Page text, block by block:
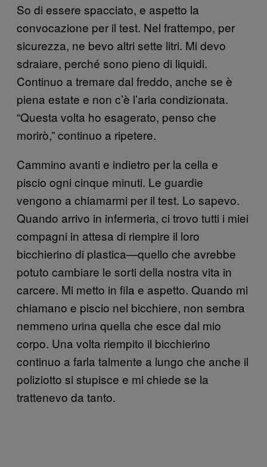
So di essere spacciato, e aspetto la
convocazione per il test. Nel frattempo, per
sicurezza, ne bevo altri sette litri. Mi devo
sdraiare, perché sono pieno di liquidi.
Continuo a tremare dal freddo, anche se è
piena estate e non c’è l’aria condizionata.
“Questa volta ho esagerato, penso che
morirò,” continuo a ripetere.
Cammino avanti e indietro per la cella e
piscio ogni cinque minuti. Le guardie
vengono a chiamarmi per il test. Lo sapevo.
Quando arrivo in infermeria, ci trovo tutti i miei
compagni in attesa di riempire il loro
bicchierino di plastica—quello che avrebbe
potuto cambiare le sorti della nostra vita in
carcere. Mi metto in fila e aspetto. Quando mi
chiamano e piscio nel bicchiere, non sembra
nemmeno urina quella che esce dal mio
corpo. Una volta riempito il bicchierino
continuo a farla talmente a lungo che anche il
poliziotto si stupisce e mi chiede se la
trattenevo da tanto.